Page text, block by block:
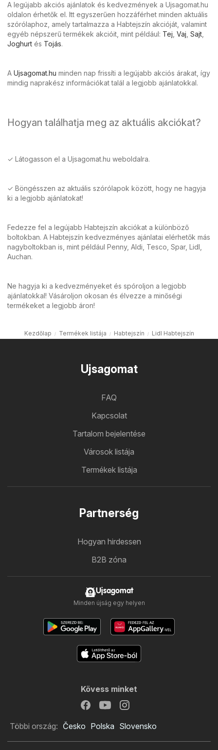
A legújabb akciós ajánlatok és kedvezmények a Ujsagomat.hu
oldalon érhetők el. Itt egyszerűen hozzáférhet minden aktuális
szórólaphoz, amely tartalmazza a Habtejszín akcióját, valamint
egyéb népszerű termékek akcióit, mint például: Tej Vaj Sajt
Joghurt és Tojás.
A Ujsagomat.hu minden nap frissíti a legújabb akciós árakat, így
mindig naprakész információkat talál a legjobb ajánlatokkal.
Hogyan találhatja meg az aktuális akciókat?
✓ Látogasson el a Ujsagomat.hu weboldalra.
✓ Böngésszen az aktuális szórólapok között, hogy ne hagyja
ki a legjobb ajánlatokat!
Fedezze fel a legújabb Habtejszín akciókat a különböző
boltokban. A Habtejszín kedvezményes ajánlatai elérhetők más
nagyboltokban is, mint például Penny, Aldi, Tesco, Spar, Lidl,
Auchan.
Ne hagyja ki a kedvezményeket és spóroljon a legjobb
ajánlatokkal! Vásároljon okosan és élvezze a minőségi
termékeket a legjobb áron!
Kezdőlap Termékek listája Habtejszín Lidl Habtejszín
Ujsagomat
FAQ
Kapcsolat
Tartalom bejelentése
Városok listája
Termékek listája
Partnerség
Hogyan hirdessen
B2B zóna
Ujsagomat
Minden újság egy helyen
Kövess minket
Többi ország: Česko Polska Slovensko